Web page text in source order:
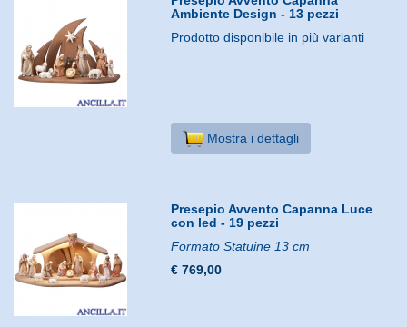
Ambiente Design - 13 pezzi
Prodotto disponibile in più varianti
Mostra i dettagli
Presepio Avvento Capanna Luce
con led - 19 pezzi
Formato Statuine 13 cm
€ 769,00